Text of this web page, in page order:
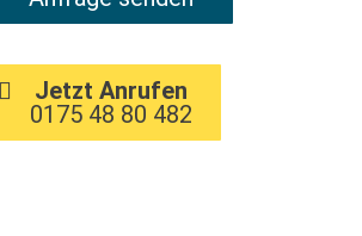
Jetzt Anrufen
0175 48 80 482